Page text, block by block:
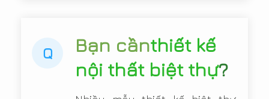
Q Bạn cầnthiết kế
nội thất biệt thự?